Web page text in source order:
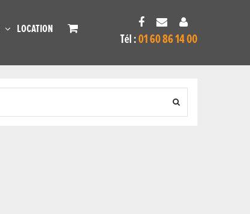
LOCATION
Tél : 01 60 86 14 00